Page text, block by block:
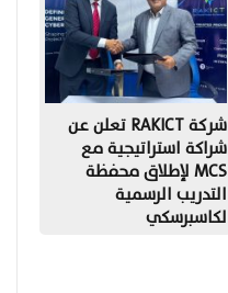
شركة RAKICT تعلن عن
شراكة استراتيجية مع
MCS لإطلاق محفظة
التدريب الرسمية
لكاسبرسكي